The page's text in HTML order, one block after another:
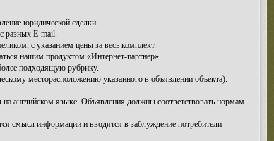
юридической сделки.
разных E-mail.
с указанием цены за весь комплект.
нашим продуктом «Интернет-партнер».
подходящую рубрику.
месторасположению указанного в объявлении объекта).
английском языке. Объявления должны соответствовать нормам
смысл информации и вводятся в заблуждение потребители